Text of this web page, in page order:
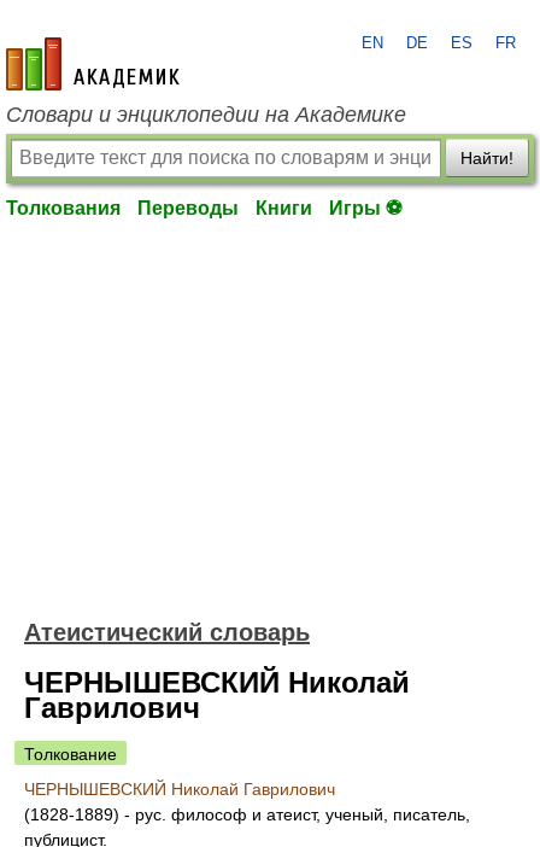
academic.ru
EN DE ES FR
Словари и энциклопедии на Академике
Найти!
Толкования Переводы Книги Игры ⚽
Атеистический словарь
ЧЕРНЫШЕВСКИЙ Николай
Гаврилович
Толкование
ЧЕРНЫШЕВСКИЙ Николай Гаврилович
(1828-1889) - рус. философ и атеист, ученый, писатель,
публицист.